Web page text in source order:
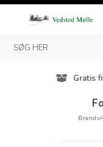
Gratis
Brands